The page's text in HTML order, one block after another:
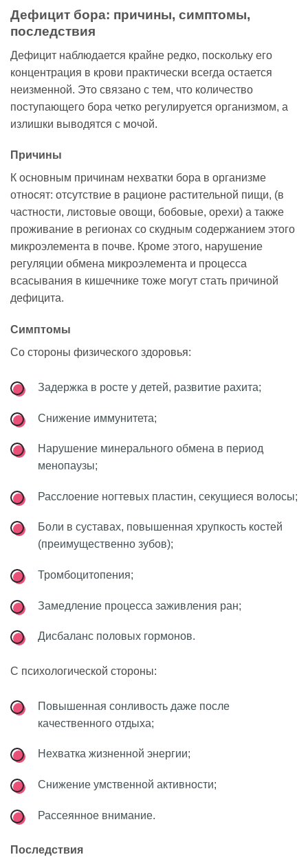
Дефицит бора: причины, симптомы,
последствия
Дефицит наблюдается крайне редко, поскольку его
концентрация в крови практически всегда остается
неизменной. Это связано с тем, что количество
поступающего бора четко регулируется организмом, а
излишки выводятся с мочой.
Причины
К основным причинам нехватки бора в организме
относят: отсутствие в рационе растительной пищи, (в
частности, листовые овощи, бобовые, орехи) а также
проживание в регионах со скудным содержанием этого
микроэлемента в почве. Кроме этого, нарушение
регуляции обмена микроэлемента и процесса
всасывания в кишечнике тоже могут стать причиной
дефицита.
Симптомы
Со стороны физического здоровья:
Задержка в росте у детей, развитие рахита;
Снижение иммунитета;
Нарушение минерального обмена в период
менопаузы;
Расслоение ногтевых пластин, секущиеся волосы;
Боли в суставах, повышенная хрупкость костей
(преимущественно зубов);
Тромбоцитопения;
Замедление процесса заживления ран;
Дисбаланс половых гормонов.
С психологической стороны:
Повышенная сонливость даже после
качественного отдыха;
Нехватка жизненной энергии;
Снижение умственной активности;
Рассеянное внимание.
Последствия